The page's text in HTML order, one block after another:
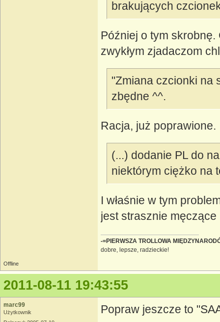
brakujących
Później o tym
zwykłym zjadaczom
"Zmiana czcionki na
zbędne ^^.
Racja, już poprawione.
(...) dodanie PL do
niektórym ciężko na
I właśnie w tym
jest strasznie
-=PIERWSZA TROLLOWA
dobre, lepsze, radzieckie!
Offline
2011-08-11 19:43:55
marc99
Użytkownik
Popraw jeszcze to